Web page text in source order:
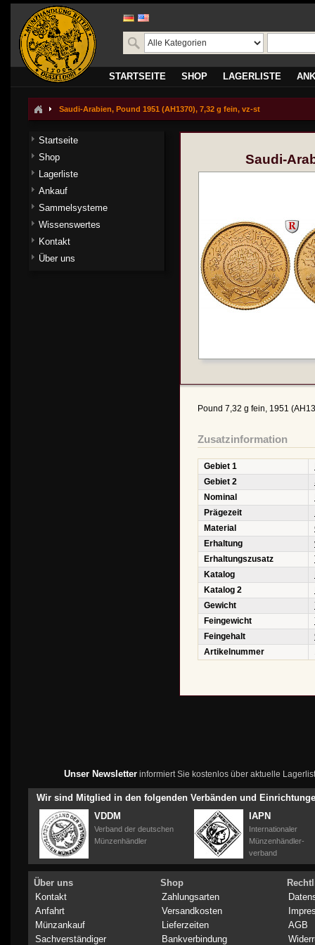
STARTSEITE SHOP LAGERLISTE
Saudi-Arabien, Pound 1951 (AH1370), 7,32 g fein, vz-st
Saudi-
Pound 7,32 g fein, 1951
Zusatzinformation
Gebiet 1
Gebiet 2
Nominal
Prägezeit
Material
Erhaltung
Erhaltungszusatz
Katalog
Katalog 2
Gewicht
Feingewicht
Feingehalt
Artikelnummer
Startseite
Shop
Lagerliste
Ankauf
Sammelsysteme
Wissenswertes
Kontakt
Über uns
Unser Newsletterinformiert Sie kostenlos über aktuelle
Wir sind Mitglied in den folgenden Verbänden und
VDDM
Verband der deutschen
Münzenhändler
IAPN
Internationaler
Münzenhändler-
verband
Über uns
Kontakt
Anfahrt
Münzankauf
Sachverständiger
Shop
Zahlungsarten
Versandkosten
Lieferzeiten
Bankverbindung
AGB